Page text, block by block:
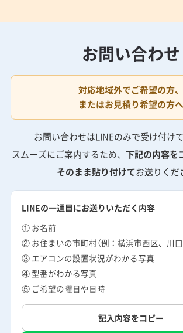
お問い合わせ
対応地域外でご希望の方、
またはお見積り希望の方へ
お問い合わせはLINEのみで受け付け
スムーズにご案内するため、 下記の内容を
そのまま貼り付けてお送りくだ
LINEの一通目にお送りいただく内容
① お名前
② お住まいの市町村（例：横浜市西区、川口
③ エアコンの設置状況がわかる写真
④ 型番がわかる写真
⑤ ご希望の曜日や日時
記入内容をコピー